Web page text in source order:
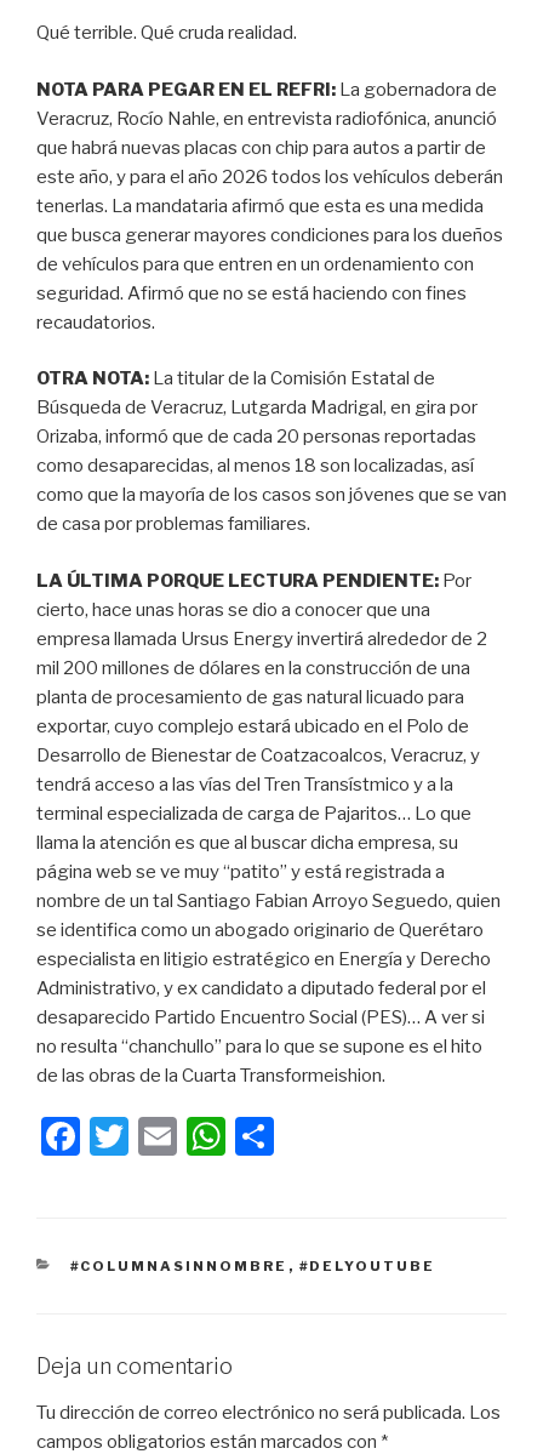
Qué terrible. Qué cruda realidad.
NOTA PARA PEGAR EN EL REFRI: La gobernadora de
Veracruz, Rocío Nahle, en entrevista radiofónica, anunció
que habrá nuevas placas con chip para autos a partir de
este año, y para el año 2026 todos los vehículos deberán
tenerlas. La mandataria afirmó que esta es una medida
que busca generar mayores condiciones para los dueños
de vehículos para que entren en un ordenamiento con
seguridad. Afirmó que no se está haciendo con fines
recaudatorios.
OTRA NOTA: La titular de la Comisión Estatal de
Búsqueda de Veracruz, Lutgarda Madrigal, en gira por
Orizaba, informó que de cada 20 personas reportadas
como desaparecidas, al menos 18 son localizadas, así
como que la mayoría de los casos son jóvenes que se van
de casa por problemas familiares.
LA ÚLTIMA PORQUE LECTURA PENDIENTE: Por
cierto, hace unas horas se dio a conocer que una
empresa llamada Ursus Energy invertirá alrededor de 2
mil 200 millones de dólares en la construcción de una
planta de procesamiento de gas natural licuado para
exportar, cuyo complejo estará ubicado en el Polo de
Desarrollo de Bienestar de Coatzacoalcos, Veracruz, y
tendrá acceso a las vías del Tren Transístmico y a la
terminal especializada de carga de Pajaritos… Lo que
llama la atención es que al buscar dicha empresa, su
página web se ve muy “patito” y está registrada a
nombre de un tal Santiago Fabian Arroyo Seguedo, quien
se identifica como un abogado originario de Querétaro
especialista en litigio estratégico en Energía y Derecho
Administrativo, y ex candidato a diputado federal por el
desaparecido Partido Encuentro Social (PES)… A ver si
no resulta “chanchullo” para lo que se supone es el hito
de las obras de la Cuarta Transformeishion.
F
e
o
k
T
er
E
W
s
p
p
CATEGORÍAS
#COLUMNASINNOMBRE , #DELYOUTUBE
Deja un comentario
Tu dirección de correo electrónico no será publicada. Los
campos obligatorios están marcados con *